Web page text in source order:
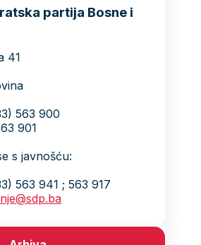
partija Bosne i
41
563 900
901
s javnošću:
563 941 ; 563 917